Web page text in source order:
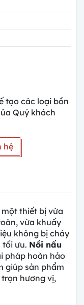
tạo các loại bồn
Quý khách
hệ
thiết bị vừa
vừa khuấy
không bị cháy
tối ưu. Nồi nấu
pháp hoàn hảo
giúp sản phẩm
hương vị,